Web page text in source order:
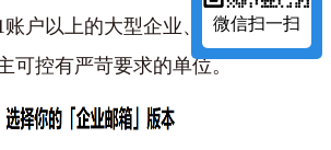
账户以上的大型企业、政府机构或
可控有严苛要求的单位。
微信扫一扫